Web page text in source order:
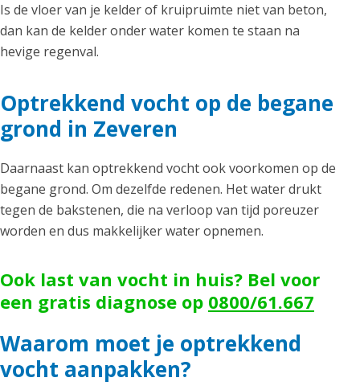
Is de vloer van je kelder of kruipruimte niet van beton,
dan kan de kelder onder water komen te staan na
hevige regenval.
Optrekkend vocht op de begane
grond in Zeveren
Daarnaast kan optrekkend vocht ook voorkomen op de
begane grond. Om dezelfde redenen. Het water drukt
tegen de bakstenen, die na verloop van tijd poreuzer
worden en dus makkelijker water opnemen.
Ook last van vocht in huis? Bel voor
een gratis diagnose op 0800/61.667
Waarom moet je optrekkend
vocht aanpakken?